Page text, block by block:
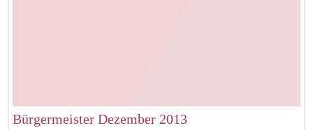
Bürgermeister Dezember 2013